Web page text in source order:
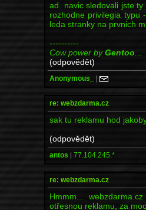
ad. navic sledovali jste
rozhodne privilegia typu
leda stranky na prvnich
----------
Cow power byGentoo
(odpovědět)
Anonymous_ |
re: webzdarma.cz
sak tu reklamu hod
(odpovědět)
antos | 77.104.245.*
re: webzdarma.cz
Hmmm...
otřesnou reklamu, za